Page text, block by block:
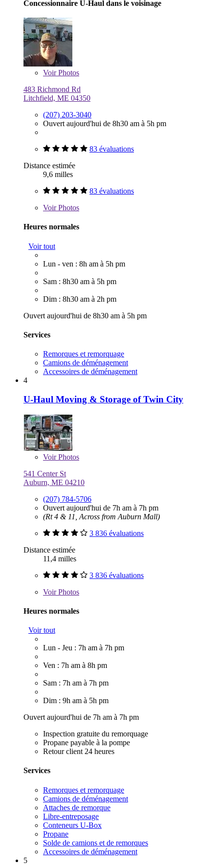
Concessionnaire U-Haul dans le voisinage
VoirPhotos
483 Richmond Rd
Litchfield, ME 04350
(207) 203-3040
Ouvert aujourd'hui de 8h30 am à 5h pm
83 évaluations
Distance estimée
9,6 milles
83 évaluations
VoirPhotos
Heures normales
Voir tout
Lun - ven : 8h am à 5h pm
Sam : 8h30 am à 5h pm
Dim : 8h30 am à 2h pm
Ouvert aujourd'hui de 8h30 am à 5h pm
Services
Remorques et remorquage
Camions de déménagement
Accessoires de déménagement
4
U-Haul Moving & Storage of Twin City
VoirPhotos
541 Center St
Auburn, ME 04210
(207) 784-5706
Ouvert aujourd'hui de 7h am à 7h pm
(Rt 4 & 11, Across from Auburn Mall)
3 836 évaluations
Distance estimée
11,4 milles
3 836 évaluations
VoirPhotos
Heures normales
Voir tout
Lun - Jeu : 7h am à 7h pm
Ven : 7h am à 8h pm
Sam : 7h am à 7h pm
Dim : 9h am à 5h pm
Ouvert aujourd'hui de 7h am à 7h pm
Inspection gratuite du remorquage
Propane payable à la pompe
Retour client 24 heures
Services
Remorques et remorquage
Camions de déménagement
Attaches de remorque
Libre-entreposage
Conteneurs U-Box
Propane
Solde de camions et de remorques
Accessoires de déménagement
5